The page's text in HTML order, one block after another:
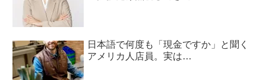
日本語で何度も「現金ですか」と聞く
アメリカ人店員。実は…